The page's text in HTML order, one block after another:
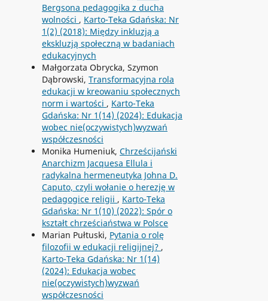
Bergsona pedagogika z ducha
wolności , Karto-Teka Gdańska: Nr
1(2) (2018): Między inkluzją a
ekskluzją społeczną w badaniach
edukacyjnych
Małgorzata Obrycka, Szymon
Dąbrowski, Transformacyjna rola
edukacji w kreowaniu społecznych
norm i wartości , Karto-Teka
Gdańska: Nr 1(14) (2024): Edukacja
wobec nie(oczywistych)wyzwań
współczesności
Monika Humeniuk, Chrześcijański
Anarchizm Jacquesa Ellula i
radykalna hermeneutyka Johna D.
Caputo, czyli wołanie o herezję w
pedagogice religii , Karto-Teka
Gdańska: Nr 1(10) (2022): Spór o
kształt chrześciaństwa w Polsce
Marian Pułtuski, Pytania o rolę
filozofii w edukacji religijnej? ,
Karto-Teka Gdańska: Nr 1(14)
(2024): Edukacja wobec
nie(oczywistych)wyzwań
współczesności